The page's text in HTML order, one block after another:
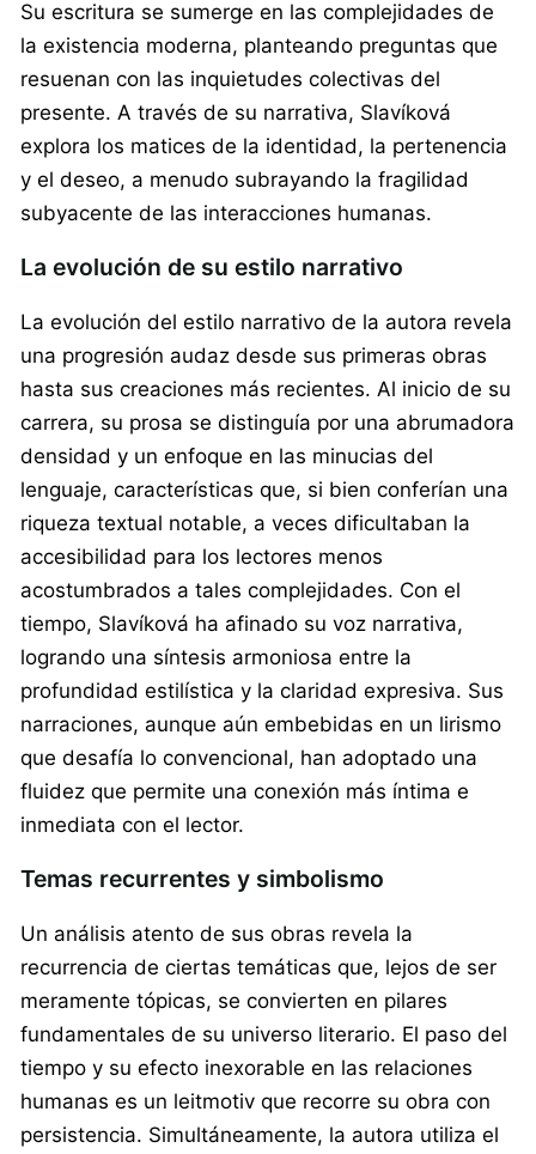
Su escritura se sumerge en las complejidades de
la existencia moderna, planteando preguntas que
resuenan con las inquietudes colectivas del
presente. A través de su narrativa, Slavíková
explora los matices de la identidad, la pertenencia
y el deseo, a menudo subrayando la fragilidad
subyacente de las interacciones humanas.
La evolución de su estilo narrativo
La evolución del estilo narrativo de la autora revela
una progresión audaz desde sus primeras obras
hasta sus creaciones más recientes. Al inicio de su
carrera, su prosa se distinguía por una abrumadora
densidad y un enfoque en las minucias del
lenguaje, características que, si bien conferían una
riqueza textual notable, a veces dificultaban la
accesibilidad para los lectores menos
acostumbrados a tales complejidades. Con el
tiempo, Slavíková ha afinado su voz narrativa,
logrando una síntesis armoniosa entre la
profundidad estilística y la claridad expresiva. Sus
narraciones, aunque aún embebidas en un lirismo
que desafía lo convencional, han adoptado una
fluidez que permite una conexión más íntima e
inmediata con el lector.
Temas recurrentes y simbolismo
Un análisis atento de sus obras revela la
recurrencia de ciertas temáticas que, lejos de ser
meramente tópicas, se convierten en pilares
fundamentales de su universo literario. El paso del
tiempo y su efecto inexorable en las relaciones
humanas es un leitmotiv que recorre su obra con
persistencia. Simultáneamente, la autora utiliza el